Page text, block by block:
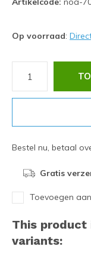
Op voorraad:
Bestel nu, betaal
Gratis
Toevoegen
This
variants: